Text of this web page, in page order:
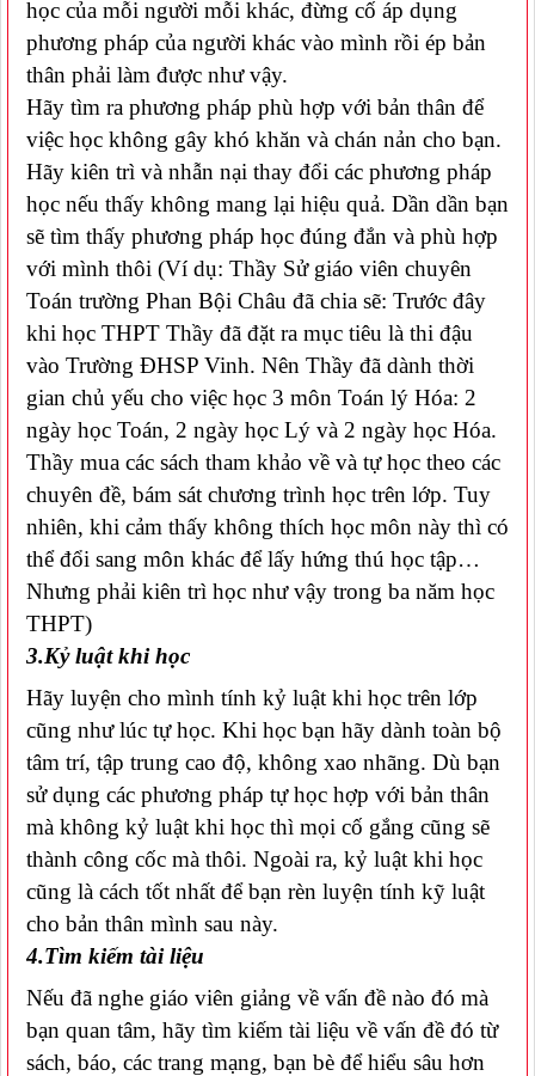
học của mỗi người mỗi khác, đừng cố áp dụng
phương pháp của người khác vào mình rồi ép bản
thân phải làm được như vậy.
Hãy tìm ra phương pháp phù hợp với bản thân để
việc học không gây khó khăn và chán nản cho bạn.
Hãy kiên trì và nhẫn nại thay đổi các phương pháp
học nếu thấy không mang lại hiệu quả. Dần dần bạn
sẽ tìm thấy phương pháp học đúng đắn và phù hợp
với mình thôi (Ví dụ: Thầy Sử giáo viên chuyên
Toán trường Phan Bội Châu đã chia sẽ: Trước đây
khi học THPT Thầy đã đặt ra mục tiêu là thi đậu
vào Trường ĐHSP Vinh. Nên Thầy đã dành thời
gian chủ yếu cho việc học 3 môn Toán lý Hóa: 2
ngày học Toán, 2 ngày học Lý và 2 ngày học Hóa.
Thầy mua các sách tham khảo về và tự học theo các
chuyên đề, bám sát chương trình học trên lớp. Tuy
nhiên, khi cảm thấy không thích học môn này thì có
thể đổi sang môn khác để lấy hứng thú học tập…
Nhưng phải kiên trì học như vậy trong ba năm học
THPT)
3.Kỷ luật khi học
Hãy luyện cho mình tính kỷ luật khi học trên lớp
cũng như lúc tự học. Khi học bạn hãy dành toàn bộ
tâm trí, tập trung cao độ, không xao nhãng. Dù bạn
sử dụng các phương pháp tự học hợp với bản thân
mà không kỷ luật khi học thì mọi cố gắng cũng sẽ
thành công cốc mà thôi. Ngoài ra, kỷ luật khi học
cũng là cách tốt nhất để bạn rèn luyện tính kỹ luật
cho bản thân mình sau này.
4.Tìm kiếm tài liệu
Nếu đã nghe giáo viên giảng về vấn đề nào đó mà
bạn quan tâm, hãy tìm kiếm tài liệu về vấn đề đó từ
sách, báo, các trang mạng, bạn bè để hiểu sâu hơn